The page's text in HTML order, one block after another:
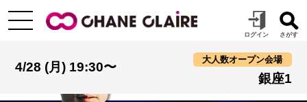
4/28 (月) 19:30〜
大人数オープン会場
銀座1